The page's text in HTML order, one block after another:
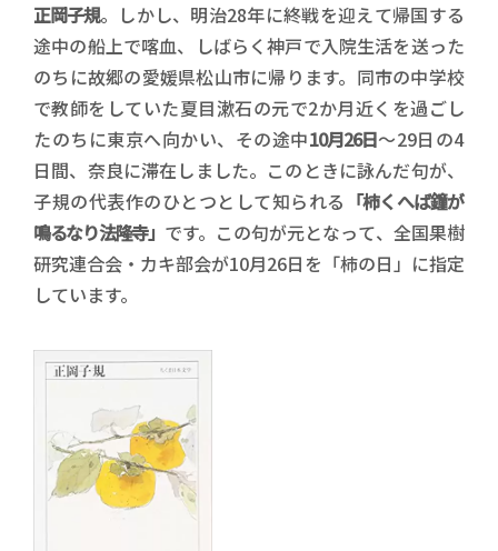
正岡子規。しかし、明治28年に終戦を迎えて帰国する
途中の船上で喀血、しばらく神戸で入院生活を送った
のちに故郷の愛媛県松山市に帰ります。同市の中学校
で教師をしていた夏目漱石の元で2か月近くを過ごし
たのちに東京へ向かい、その途中10月26日～29日の4
日間、奈良に滞在しました。このときに詠んだ句が、
子規の代表作のひとつとして知られる 「柿くへば鐘が
鳴るなり法隆寺」 です。この句が元となって、全国果樹
研究連合会・カキ部会が10月26日を「柿の日」に指定
しています。